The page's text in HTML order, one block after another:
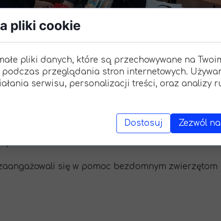
Dziś Dzień Psa !!
hołd najlepszemu przyjacielowi człowieka.
Uczniowski zorganizował zbiórkę karmy
we Włocławku
się w pomoc bezdomnym zwierzętom
pliki cookie
pliki danych, które są przechowywane na
przeglądania stron internetowych.
serwisu, personalizacji treści, oraz analizy
Dostosuj Zezwól